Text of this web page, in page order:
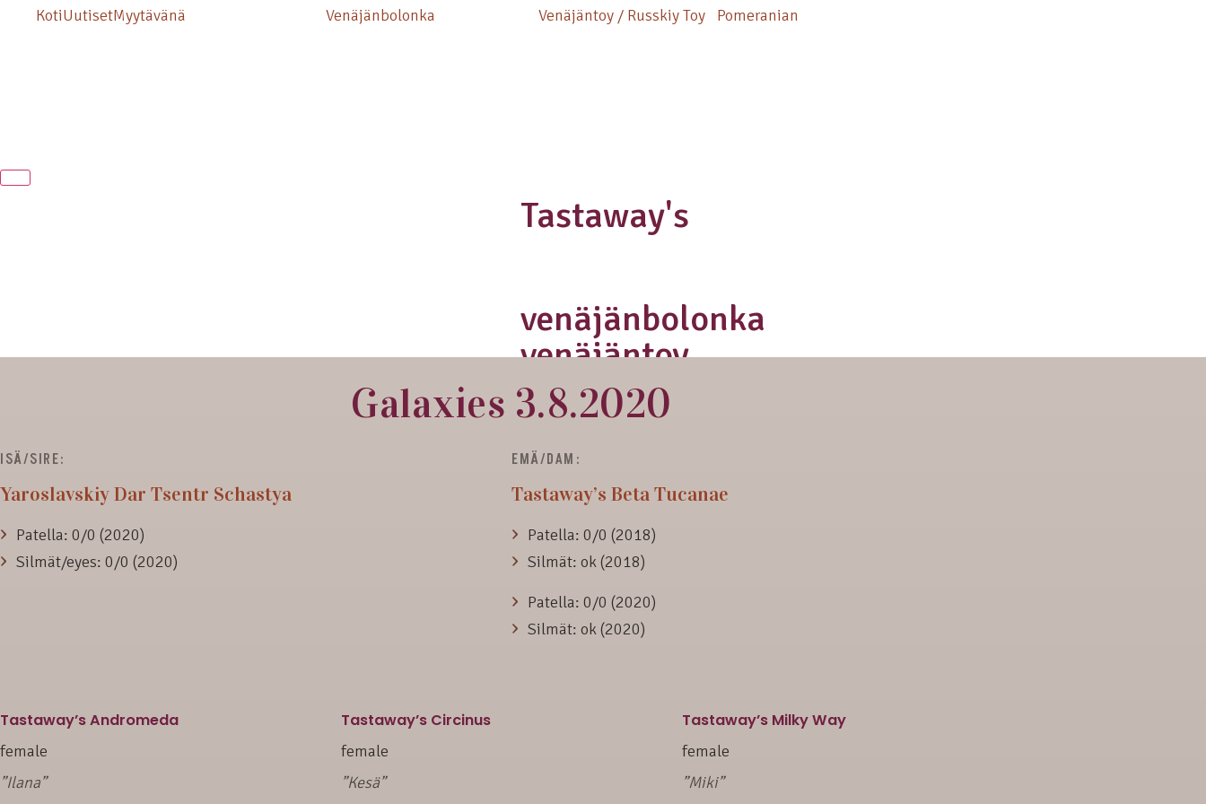
KotiUutisetMyytävänä Venäjänbolonka Venäjäntoy / Russkiy Toy Pomeranian
Hamburger Toggle Menu
Tastaway's
venäjänbolonka
venäjäntoy
pomeranian
Galaxies 3.8.2020
ISÄ/SIRE:
Yaroslavskiy Dar Tsentr Schastya
Patella: 0/0 (2020)
Silmät/eyes: 0/0 (2020)
EMÄ/DAM:
Tastaway’s Beta Tucanae
Patella: 0/0 (2018)
Silmät: ok (2018)
Patella: 0/0 (2020)
Silmät: ok (2020)
Tastaway’s Andromeda
female
”Ilana”
Tastaway’s Circinus
female
”Kesä”
Tastaway’s Milky Way
female
”Miki”